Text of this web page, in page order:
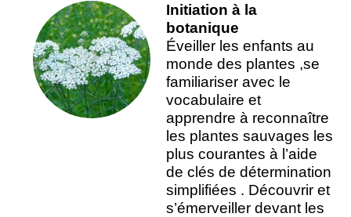
Initiation à la
botanique
Éveiller les enfants au
monde des plantes ,se
familiariser avec le
vocabulaire et
apprendre à reconnaître
les plantes sauvages les
plus courantes à l’aide
de clés de détermination
simplifiées . Découvrir et
s’émerveiller devant les